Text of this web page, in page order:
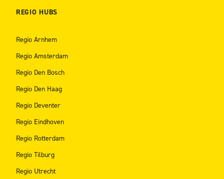
REGIO HUBS
Regio Arnhem
Regio Amsterdam
Regio Den Bosch
Regio Den Haag
Regio Deventer
Regio Eindhoven
Regio Rotterdam
Regio Tilburg
Regio Utrecht